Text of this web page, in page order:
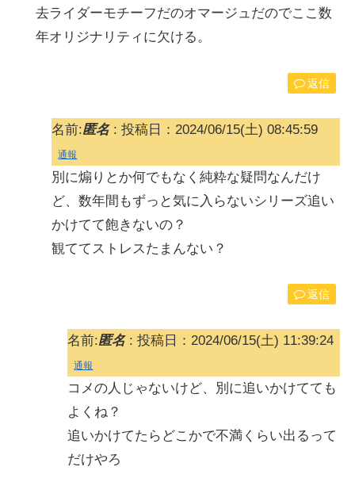
去ライダーモチーフだのオマージュだのでここ数
年オリジナリティに欠ける。
返信
名前:匿名: 投稿日：2024/06/15(土) 08:45:59
通報
別に煽りとか何でもなく純粋な疑問なんだけ
ど、数年間もずっと気に入らないシリーズ追い
かけてて飽きないの？
観ててストレスたまんない？
返信
名前:匿名: 投稿日：2024/06/15(土) 11:39:24
通報
コメの人じゃないけど、別に追いかけてても
よくね？
追いかけてたらどこかで不満くらい出るって
だけやろ